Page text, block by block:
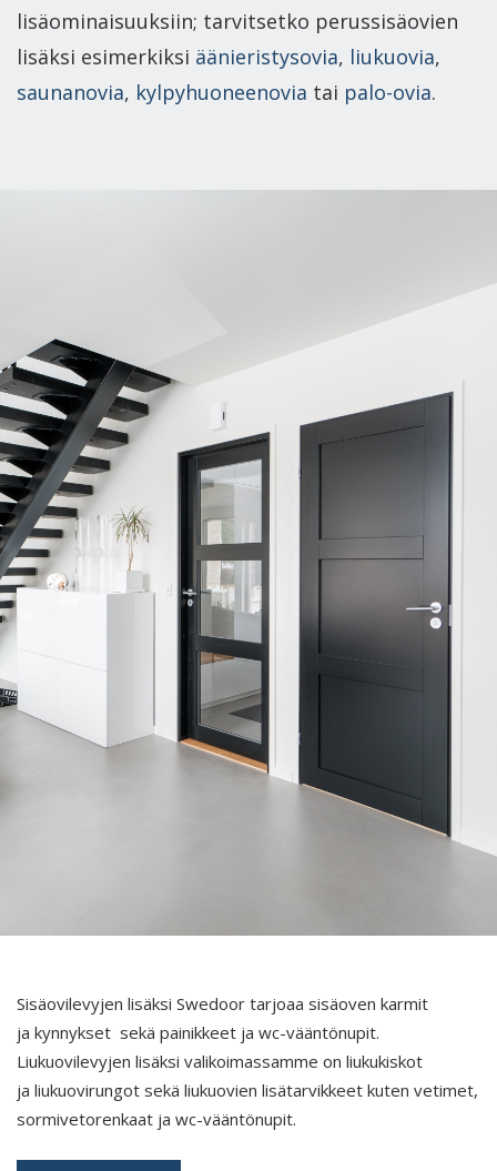
lisäominaisuuksiin; tarvitsetko perussisäovien
lisäksi esimerkiksi äänieristysovia, liukuovia,
saunanovia, kylpyhuoneenovia tai palo-ovia.
Sisäovilevyjen lisäksi Swedoor tarjoaa sisäoven karmit
ja kynnykset sekä painikkeet ja wc-vääntönupit.
Liukuovilevyjen lisäksi valikoimassamme on liukukiskot
ja liukuovirungot sekä liukuovien lisätarvikkeet kuten vetimet,
sormivetorenkaat ja wc-vääntönupit.